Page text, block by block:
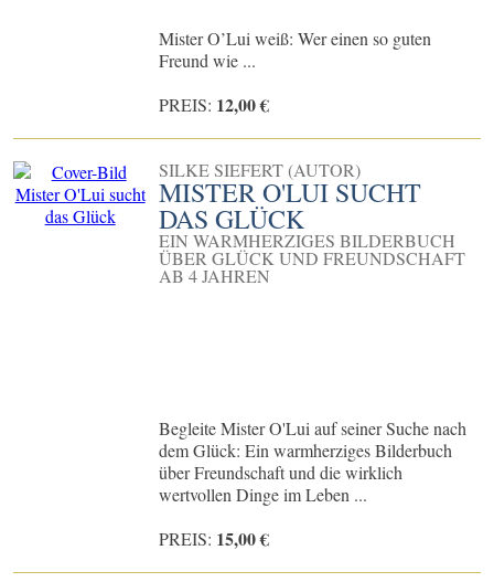
Mister O’Lui weiß: Wer einen so guten
Freund wie ...
PREIS: 12,00 €
SILKE SIEFERT (AUTOR)
MISTER O'LUI SUCHT
DAS GLÜCK
EIN WARMHERZIGES BILDERBUCH
ÜBER GLÜCK UND FREUNDSCHAFT
AB 4 JAHREN
Begleite Mister O'Lui auf seiner Suche nach
dem Glück: Ein warmherziges Bilderbuch
über Freundschaft und die wirklich
wertvollen Dinge im Leben ...
PREIS: 15,00 €